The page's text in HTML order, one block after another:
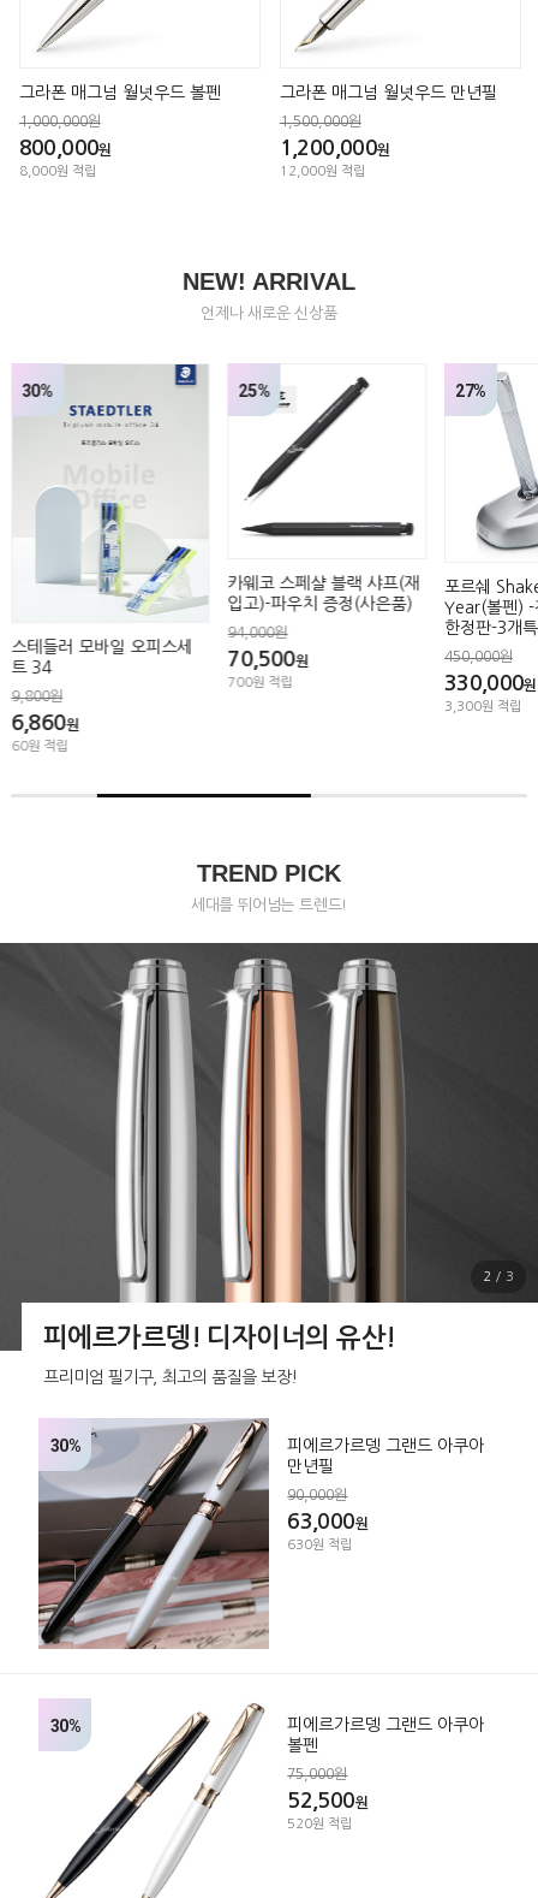
그라폰 매그넘 월넛우드 볼펜
1,000,000원
800,000원
8,000원 적립
그라폰 매그넘 월넛우드 만년필
1,500,000원
1,200,000원
12,000원 적립
NEW! ARRIVAL
언제나 새로운 신상품
30%
스테들러 모바일 오피스세
트 34
9,800원
6,860원
60원 적립
25%
카웨코 스페샬 블랙 샤프(재
입고)-파우치 증정(사은품)
94,000원
70,500원
700원 적립
27%
포르쉐
Year(볼펜) -
한정판-3개
450,000원
330,000원
3,300원 적립
TREND PICK
세대를 뛰어넘는 트렌드!
피에르가르뎅! 디자이너의 유산!
프리미엄 필기구, 최고의 품질을 보장!
30%
피에르가르뎅 그랜드 아쿠아
만년필
90,000원
63,000원
630원 적립
30%
피에르가르뎅 그랜드 아쿠아
볼펜
75,000원
52,500원
520원 적립
2 / 3